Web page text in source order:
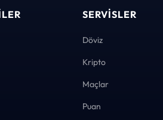
SERVISLER
Döviz
Kripto
Maçlar
Puan